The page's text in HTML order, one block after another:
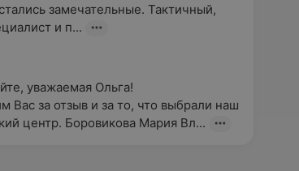
замечательные. Тактичный,
и п...
уважаемая Ольга!
Вас за отзыв и за то, что выбрали наш
центр. Боровикова Мария Вл...